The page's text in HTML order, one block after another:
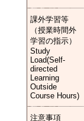
課外学習等
（授業時間外
学習の指示）
Study
Load(Self-
directed
Learning
Outside
Course Hours)
注意事項